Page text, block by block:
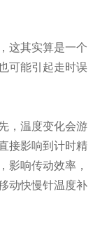
这其实算是一个
可能引起走时误
，温度变化会游
接影响到计时精
影响传动效率，
动快慢针温度补